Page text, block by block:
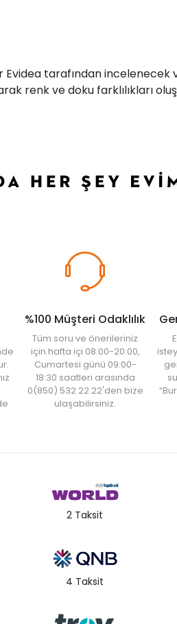
tarafından
renk ve doku farklılıkları
%100 Müşteri Odaklılık
Tüm soru ve önerileriniz
için hafta içi 08:00-20:00,
Cumartesi günü 09:00-
18:30 saatleri arasında
0(850) 532 22 22'den bize
ulaşabilirsiniz.
2 Taksit
4 Taksit